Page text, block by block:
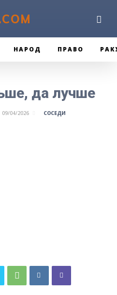
НАРОД ПРАВО
да лучше
09/04/2026 СОСЕДИ